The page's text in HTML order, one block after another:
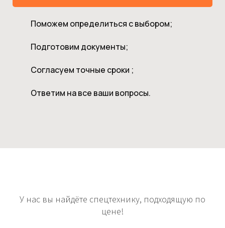
Поможем определиться с выбором;
Подготовим документы;
Согласуем точные сроки ;
Ответим на все ваши вопросы.
У нас вы найдёте спецтехнику, подходящую по
цене!